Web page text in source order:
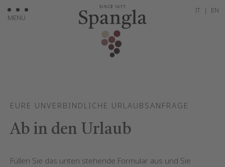
IT | EN
MENÜ
EURE UNVERBINDLICHE URLAUBSANFRAGE
Ab in den Urlaub
Füllen Sie das unten stehende Formular aus und Sie